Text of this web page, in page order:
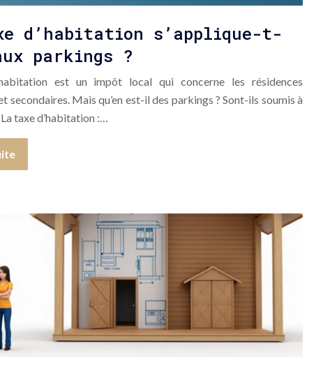
d’habitation s’applique-t-
parkings ?
est un impôt local qui concerne les résidences
secondaires. Mais qu’en est-il des parkings ? Sont-ils soumis à
taxe d’habitation :…